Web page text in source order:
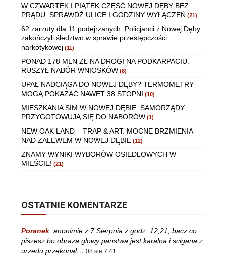
W CZWARTEK I PIĄTEK CZĘŚĆ NOWEJ DĘBY BEZ
PRĄDU. SPRAWDŹ ULICE I GODZINY WYŁĄCZEŃ (21)
62 zarzuty dla 11 podejrzanych. Policjanci z Nowej Dęby
zakończyli śledztwo w sprawie przestępczości
narkotykowej (11)
PONAD 178 MLN ZŁ NA DROGI NA PODKARPACIU.
RUSZYŁ NABÓR WNIOSKÓW (8)
UPAŁ NADCIĄGA DO NOWEJ DĘBY? TERMOMETRY
MOGĄ POKAZAĆ NAWET 38 STOPNI (10)
MIESZKANIA SIM W NOWEJ DĘBIE. SAMORZĄDY
PRZYGOTOWUJĄ SIĘ DO NABORÓW (1)
NEW OAK LAND – TRAP & ART. MOCNE BRZMIENIA
NAD ZALEWEM W NOWEJ DĘBIE (12)
ZNAMY WYNIKI WYBORÓW OSIEDLOWYCH W
MIEŚCIE! (21)
OSTATNIE KOMENTARZE
Poranek: anonimie z 7 Sierpnia z godz. 12,21, bacz co
piszesz bo obraza glowy panstwa jest karalna i scigana z
urzedu,przekonal… 08 sie 7:41